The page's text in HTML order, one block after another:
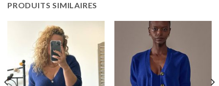
PRODUITS SIMILAIRES